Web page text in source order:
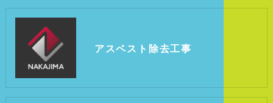
アスベスト除去工事